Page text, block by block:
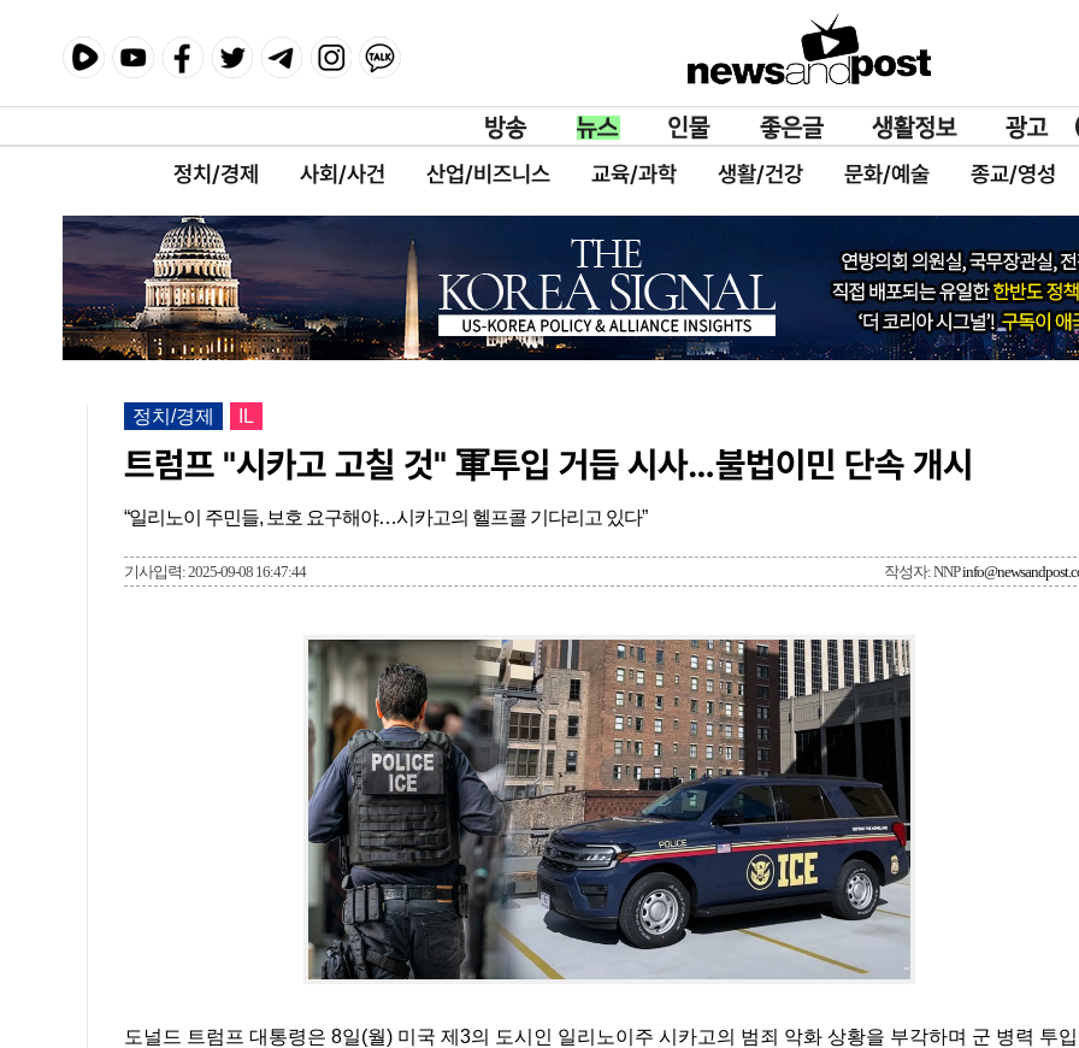
정치/경제 사회/사건 산업/비즈니스 교육/과학 생활/건강 문화/예술 종교/영성
정치/경제 IL
트럼프 "시카고 고칠 것" 軍투입 거듭 시사…불법이민 단속 개시
“일리노이 주민들, 보호 요구해야…시카고의 헬프콜 기다리고 있다”
기사입력: 2025-09-08 16:47:44 작성자: NNP
도널드 트럼프 대통령은 8일(월) 미국 제3의 도시인 일리노이주 시카고의 범죄 악화 상황을 부각하며 군 병력 투입